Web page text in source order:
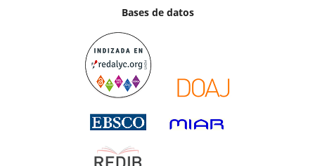
Bases de datos